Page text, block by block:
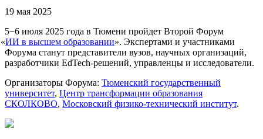
19 мая 2025
5−6 июля 2025 года в Тюмени пройдет Второй Форум
«ИИ в высшем образовании». Экспертами и участниками
Форума станут представители вузов, научных организаций,
разработчики EdTech-решений, управленцы и исследователи.
Организаторы Форума: Тюменский государственный
университет, Центр трансформации образования
СКОЛКОВО, Московский физико-технический институт.